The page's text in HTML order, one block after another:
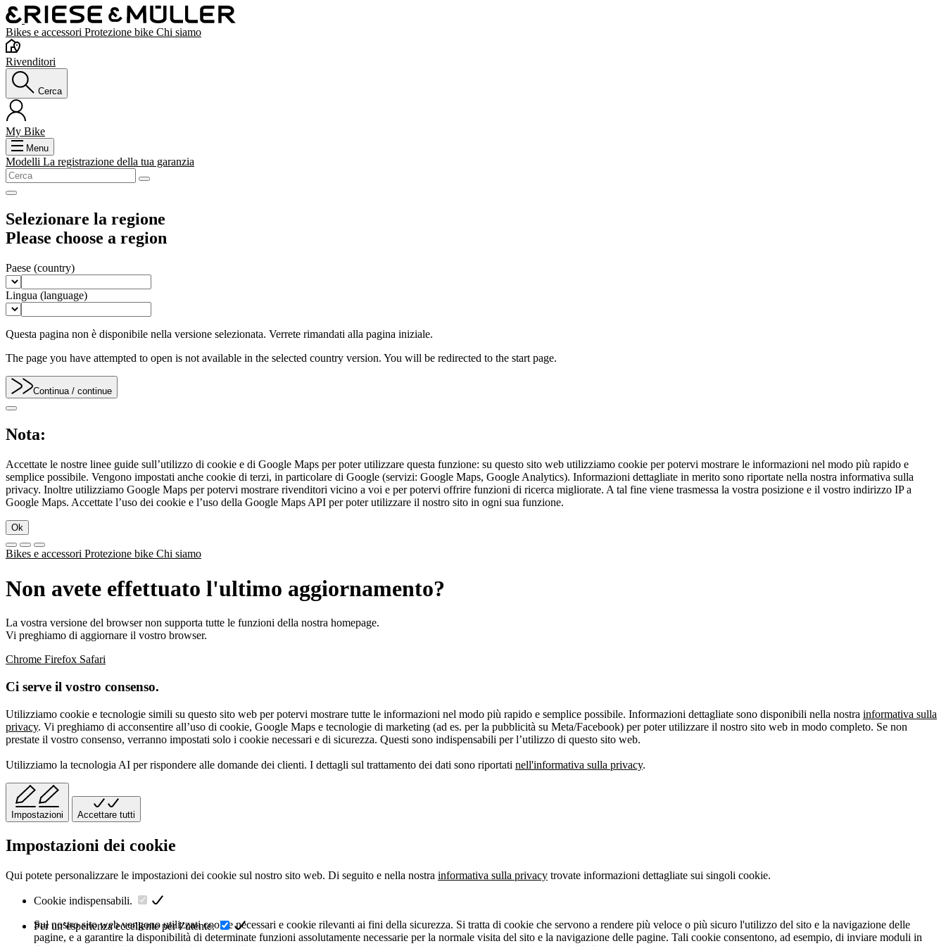
Bikes e accessori Protezione bike Chi siamo
Rivenditori
Cerca
My Bike
Menu
Modelli La registrazione della tua garanzia
Selezionare la regione
Please choose a region
Paese (country)
Lingua (language)
Questa pagina non è disponibile nella versione selezionata. Verrete rimandati alla pagina iniziale.
The page you have attempted to open is not available in the selected country version. You will be redirected to the start page.
Continua / continue
Nota:
Accettate le nostre linee guide sull’utilizzo di cookie e di Google Maps per poter utilizzare questa funzione: su questo sito web utilizziamo cookie per potervi mostrare le informazioni nel modo più rapido e
semplice possibile. Vengono impostati anche cookie di terzi, in particolare di Google (servizi: Google Maps, Google Analytics). Informazioni dettagliate in merito sono riportate nella nostra informativa sulla
privacy. Inoltre utilizziamo Google Maps per potervi mostrare rivenditori vicino a voi e per potervi offrire funzioni di ricerca migliorate. A tal fine viene trasmessa la vostra posizione e il vostro indirizzo IP a
Google Maps. Accettate l’uso dei cookie e l’uso della Google Maps API per poter utilizzare il nostro sito in ogni sua funzione.
Ok
Bikes e accessori Protezione bike Chi siamo
Non avete effettuato l'ultimo aggiornamento?
La vostra versione del browser non supporta tutte le funzioni della nostra homepage.
Vi preghiamo di aggiornare il vostro browser.
Chrome Firefox Safari
Ci serve il vostro consenso.
Utilizziamo cookie e tecnologie simili su questo sito web per potervi mostrare tutte le informazioni nel modo più rapido e semplice possibile. Informazioni dettagliate sono disponibili nella nostra informativa sulla
privacy. Vi preghiamo di acconsentire all’uso di cookie, Google Maps e tecnologie di marketing (ad es. per la pubblicità su Meta/Facebook) per poter utilizzare il nostro sito web in modo completo. Se non
prestate il vostro consenso, verranno impostati solo i cookie necessari e di sicurezza. Questi sono indispensabili per l’utilizzo di questo sito web.
Utilizziamo la tecnologia AI per rispondere alle domande dei clienti. I dettagli sul trattamento dei dati sono riportati nell'informativa sulla privacy.
Impostazioni Accettare tutti
Impostazioni dei cookie
Qui potete personalizzare le impostazioni dei cookie sul nostro sito web. Di seguito e nella nostra informativa sulla privacy trovate informazioni dettagliate sui singoli cookie.
Cookie indispensabili.
Sul nostro sito web vengono utilizzati cookie necessari e cookie rilevanti ai fini della sicurezza. Si tratta di cookie che servono a rendere più veloce o più sicuro l'utilizzo del sito e la navigazione delle
pagine, e a garantire la disponibilità di determinate funzioni assolutamente necessarie per la normale visita del sito e la navigazione delle pagine. Tali cookie consentono, ad esempio, di inviare moduli in
Per un’esperienza eccellente per l’utente.